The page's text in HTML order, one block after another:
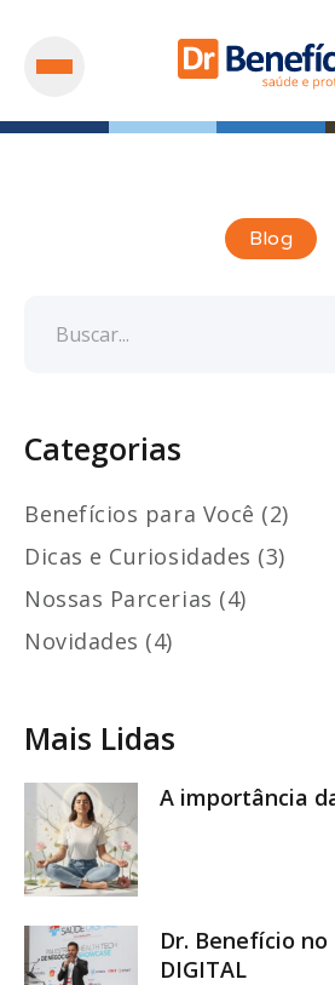
Blog
Categorias
Benefícios para Você (2)
Dicas e Curiosidades (3)
Nossas Parcerias (4)
Novidades (4)
Mais Lidas
A importância
Dr. Benefício no
DIGITAL